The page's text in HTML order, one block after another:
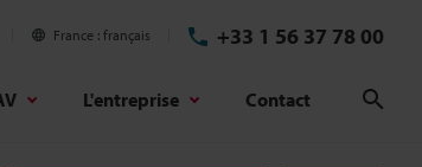
France français +33 1 56 37 78 00
L'entreprise Contact